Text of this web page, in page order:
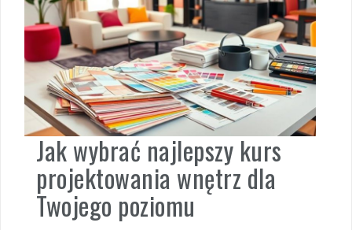
Jak wybrać najlepszy kurs
projektowania wnętrz dla
Twojego poziomu